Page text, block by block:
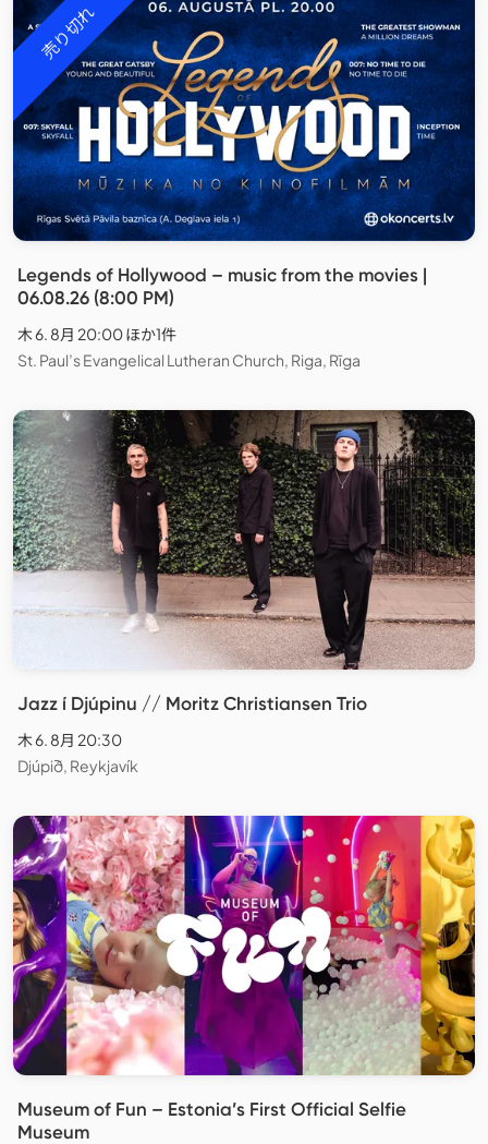
売り切れ
Legends of Hollywood – music from the movies |
06.08.26 (8:00 PM)
木 6. 8月 20:00 ほか1件
St. Paul’s Evangelical Lutheran Church, Riga, Rīga
Jazz í Djúpinu // Moritz Christiansen Trio
木 6. 8月 20:30
Djúpið, Reykjavík
Museum of Fun – Estonia’s First Official Selfie
Museum